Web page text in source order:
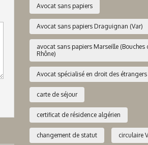
Avocat sans papiers
Avocat sans papiers Draguignan (Var)
avocat sans papiers Marseille (Bouches
Rhône)
Avocat spécialisé en droit des étrangers
carte de séjour
certificat de résidence algérien
changement de statut circulaire